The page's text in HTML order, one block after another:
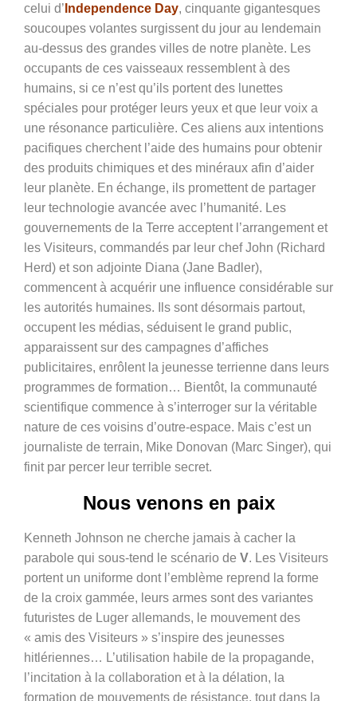
celui d’ Independence Day, cinquante gigantesques
soucoupes volantes surgissent du jour au lendemain
au-dessus des grandes villes de notre planète. Les
occupants de ces vaisseaux ressemblent à des
humains, si ce n’est qu’ils portent des lunettes
spéciales pour protéger leurs yeux et que leur voix a
une résonance particulière. Ces aliens aux intentions
pacifiques cherchent l’aide des humains pour obtenir
des produits chimiques et des minéraux afin d’aider
leur planète. En échange, ils promettent de partager
leur technologie avancée avec l’humanité. Les
gouvernements de la Terre acceptent l’arrangement et
les Visiteurs, commandés par leur chef John (Richard
Herd) et son adjointe Diana (Jane Badler),
commencent à acquérir une influence considérable sur
les autorités humaines. Ils sont désormais partout,
occupent les médias, séduisent le grand public,
apparaissent sur des campagnes d’affiches
publicitaires, enrôlent la jeunesse terrienne dans leurs
programmes de formation… Bientôt, la communauté
scientifique commence à s’interroger sur la véritable
nature de ces voisins d’outre-espace. Mais c’est un
journaliste de terrain, Mike Donovan (Marc Singer), qui
finit par percer leur terrible secret.
Nous venons en paix
Kenneth Johnson ne cherche jamais à cacher la
parabole qui sous-tend le scénario de V. Les Visiteurs
portent un uniforme dont l’emblème reprend la forme
de la croix gammée, leurs armes sont des variantes
futuristes de Luger allemands, le mouvement des
« amis des Visiteurs » s’inspire des jeunesses
hitlériennes… L’utilisation habile de la propagande,
l’incitation à la collaboration et à la délation, la
formation de mouvements de résistance, tout dans la